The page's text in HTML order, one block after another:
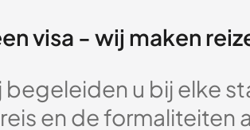
visa - wij maken
u bij elke
en de formaliteiten